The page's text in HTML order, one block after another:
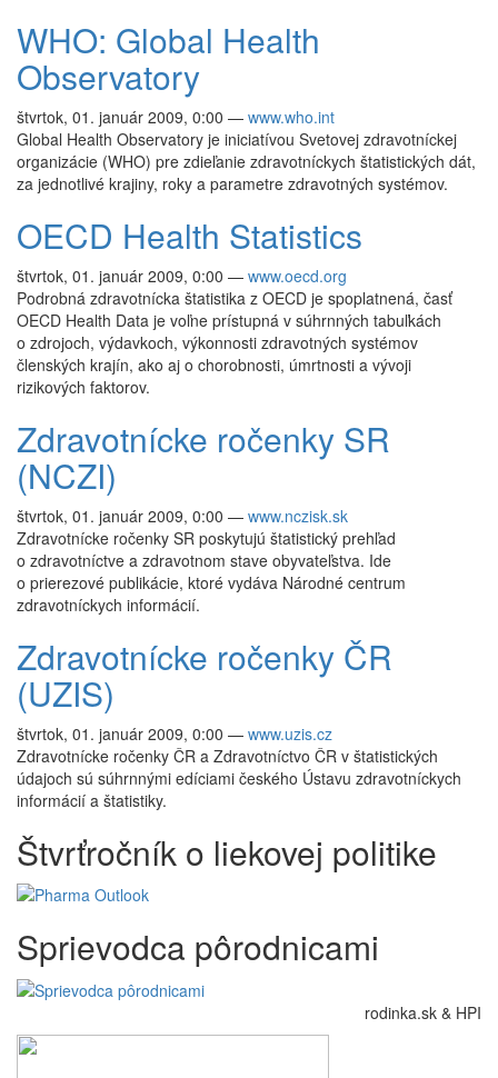
WHO: Global Health
Observatory
štvrtok, 01. január 2009, 0:00 — www.who.int
Global Health Observatory je iniciatívou Svetovej zdravotníckej
organizácie (WHO) pre zdieľanie zdravotníckych štatistických dát,
za jednotlivé krajiny, roky a parametre zdravotných systémov.
OECD Health Statistics
štvrtok, 01. január 2009, 0:00 — www.oecd.org
Podrobná zdravotnícka štatistika z OECD je spoplatnená, časť
OECD Health Data je voľne prístupná v súhrnných tabuľkách
o zdrojoch, výdavkoch, výkonnosti zdravotných systémov
členských krajín, ako aj o chorobnosti, úmrtnosti a vývoji
rizikových faktorov.
Zdravotnícke ročenky SR
(NCZI)
štvrtok, 01. január 2009, 0:00 — www.nczisk.sk
Zdravotnícke ročenky SR poskytujú štatistický prehľad
o zdravotníctve a zdravotnom stave obyvateľstva. Ide
o prierezové publikácie, ktoré vydáva Národné centrum
zdravotníckych informácií.
Zdravotnícke ročenky ČR
(UZIS)
štvrtok, 01. január 2009, 0:00 — www.uzis.cz
Zdravotnícke ročenky ČR a Zdravotníctvo ČR v štatistických
údajoch sú súhrnnými edíciami českého Ústavu zdravotníckych
informácií a štatistiky.
Štvrťročník o liekovej politike
Sprievodca pôrodnicami
rodinka.sk & HPI